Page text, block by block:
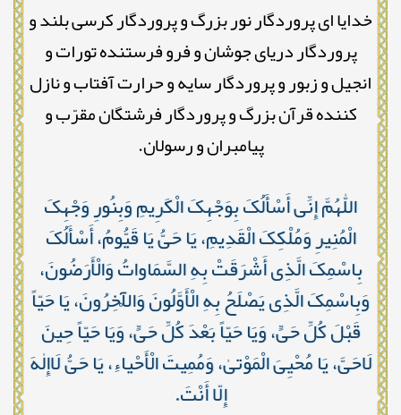
خدایا ای پروردگار نور بزرگ و پروردگار کرسی بلند و
پروردگار دریای جوشان و فرو فرستنده تورات و
انجیل و زبور و پروردگار سایه و حرارت آفتاب و نازل
کننده قرآن بزرگ و پروردگار فرشتگان مقرّب و
پیامبران و رسولان.
اللّٰهُمَّ إِنِّی أَسْأَلُکَ بِوَجْهِکَ الْکَرِیمِ وَبِنُورِ وَجْهِکَ
الْمُنِیرِ وَمُلْکِکَ الْقَدِیمِ، یَا حَیُّ یَا قَیُّومُ، أَسْأَلُکَ
بِاسْمِکَ الَّذِی أَشْرَقَتْ بِهِ السَّمَاواتُ وَالْأَرَضُونَ،
وَبِاسْمِکَ الَّذِی یَصْلَحُ بِهِ الْأَوَّلُونَ وَالْآخِرُونَ، یَا حَیّاً
قَبْلَ کُلِّ حَیٍّ، وَیَا حَیّاً بَعْدَ کُلِّ حَیٍّ، وَیَا حَیّاً حِینَ
لَاحَیَّ، یَا مُحْیِیَ الْمَوْتىٰ، وَمُمِیتَ الْأَحْیاءِ، یَا حَیُّ لَاإِلٰهَ
إِلّا أَنْتَ.